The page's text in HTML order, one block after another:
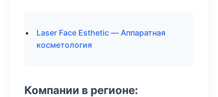
Laser Face Esthetic — Аппаратная
косметология
Компании в регионе: